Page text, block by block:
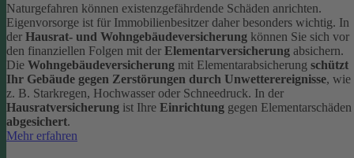
Naturgefahren können existenzgefährdende Schäden anrichten.
Eigenvorsorge ist für Immobilienbesitzer daher besonders wichtig. In
der Hausrat- und Wohngebäudeversicherung können Sie sich vor
den finanziellen Folgen mit der Elementarversicherung absichern.
Die Wohngebäudeversicherung mit Elementarabsicherung schützt
Ihr Gebäude gegen Zerstörungen durch Unwetterereignisse, wie
z. B. Starkregen, Hochwasser oder Schneedruck. In der
Hausratversicherung ist Ihre Einrichtung gegen Elementarschäden
abgesichert.
Mehr erfahren